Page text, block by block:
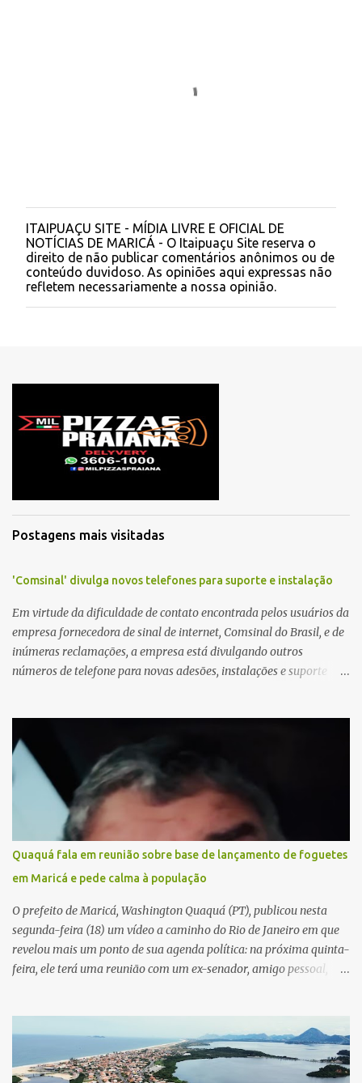
P
o
s
t
a
r
t
ITAIPUAÇU SITE - MÍDIA LIVRE E OFICIAL DE
NOTÍCIAS DE MARICÁ - O Itaipuaçu Site reserva o
direito de não publicar comentários anônimos ou de
conteúdo duvidoso. As opiniões aqui expressas não
refletem necessariamente a nossa opinião.
Postagens mais visitadas
'Comsinal' divulga novos telefones para suporte e instalação
Em virtude da dificuldade de contato encontrada pelos usuários da
empresa fornecedora de sinal de internet, Comsinal do Brasil, e de
inúmeras reclamações, a empresa está divulgando outros
números de telefone para novas adesões, instalações e suporte
Quaquá fala em reunião sobre base de lançamento de foguetes
em Maricá e pede calma à população
O prefeito de Maricá, Washington Quaquá (PT), publicou nesta
segunda-feira (18) um vídeo a caminho do Rio de Janeiro em que
revelou mais um ponto de sua agenda política: na próxima quinta-
feira, ele terá uma reunião com um ex-senador, amigo pessoal,
atenção pela ousadia do projeto, que colocaria Maricá em um
novo patamar de visibilidade tecnológica e estratégica. Segundo
Quaquá, a conversa será o início de um debate maior sobre a